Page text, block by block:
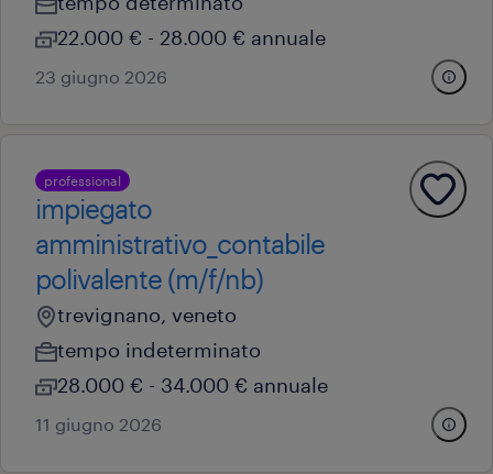
22.000 € - 28.000 € annuale
23 giugno 2026
professional
impiegato
amministrativo_contabile
polivalente (m/f/nb)
trevignano, veneto
tempo indeterminato
28.000 € - 34.000 € annuale
11 giugno 2026